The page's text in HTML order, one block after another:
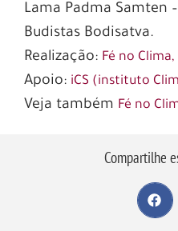
Lama Padma Samten
Budistas Bodisatva.
Realização: Fé no Clima,
Apoio: iCS (instituto
Veja também Fé no
Compartilhe